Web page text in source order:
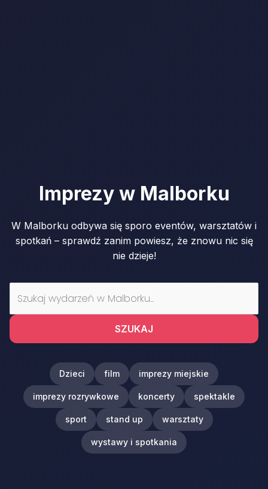
Imprezy w Malborku
W Malborku odbywa się sporo eventów, warsztatów i
spotkań – sprawdź zanim powiesz, że znowu nic się
nie dzieje!
SZUKAJ
Dzieci film imprezy miejskie
imprezy rozrywkowe koncerty spektakle
sport stand up warsztaty
wystawy i spotkania